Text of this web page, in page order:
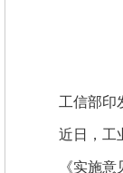
工信部印发
近日，工业
《实施意见